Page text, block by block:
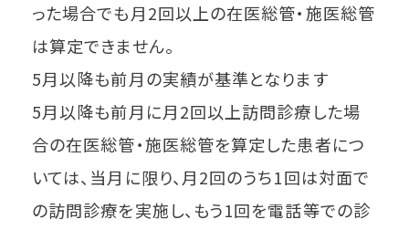
った場合でも月2回以上の在医総管・施医総管
は算定できません。
5月以降も前月の実績が基準となります
5月以降も前月に月2回以上訪問診療した場
合の在医総管・施医総管を算定した患者につ
いては、当月に限り、月2回のうち1回は対面で
の訪問診療を実施し、もう1回を電話等での診